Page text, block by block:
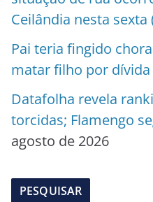
Ceilândia nesta sexta
Pai teria fingido
matar filho por dívida
Datafolha revela
torcidas; Flamengo
agosto de 2026
PESQUISAR